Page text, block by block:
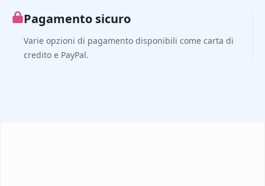
Pagamento sicuro
Varie opzioni di pagamento disponibili come carta di
credito e PayPal.